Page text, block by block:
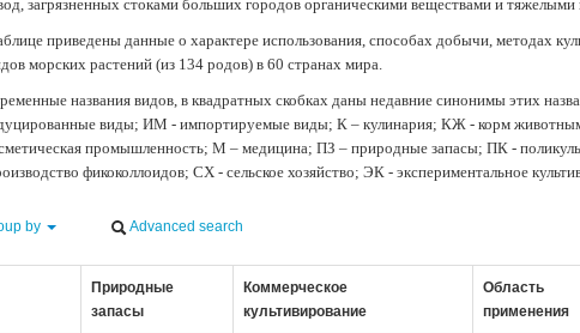
загрязненных стоками больших городов органическими веществами и тяжелыми
приведены данные о характере использования, способах добычи, методах
морских растений (из 134 родов) в 60 странах мира.
названия видов, в квадратных скобках даны недавние синонимы этих
виды; ИМ - импортируемые виды; К – кулинария; КЖ - корм
промышленность; М – медицина; ПЗ – природные запасы; ПК -
фикоколлоидов; СХ - сельское хозяйство; ЭК - экспериментальное
by Advanced search
Природные
запасы
Коммерческое
культивирование
Область
применения